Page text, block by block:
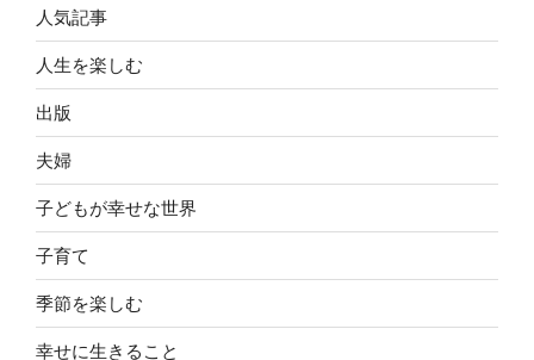
人気記事
人生を楽しむ
出版
夫婦
子どもが幸せな世界
子育て
季節を楽しむ
幸せに生きること